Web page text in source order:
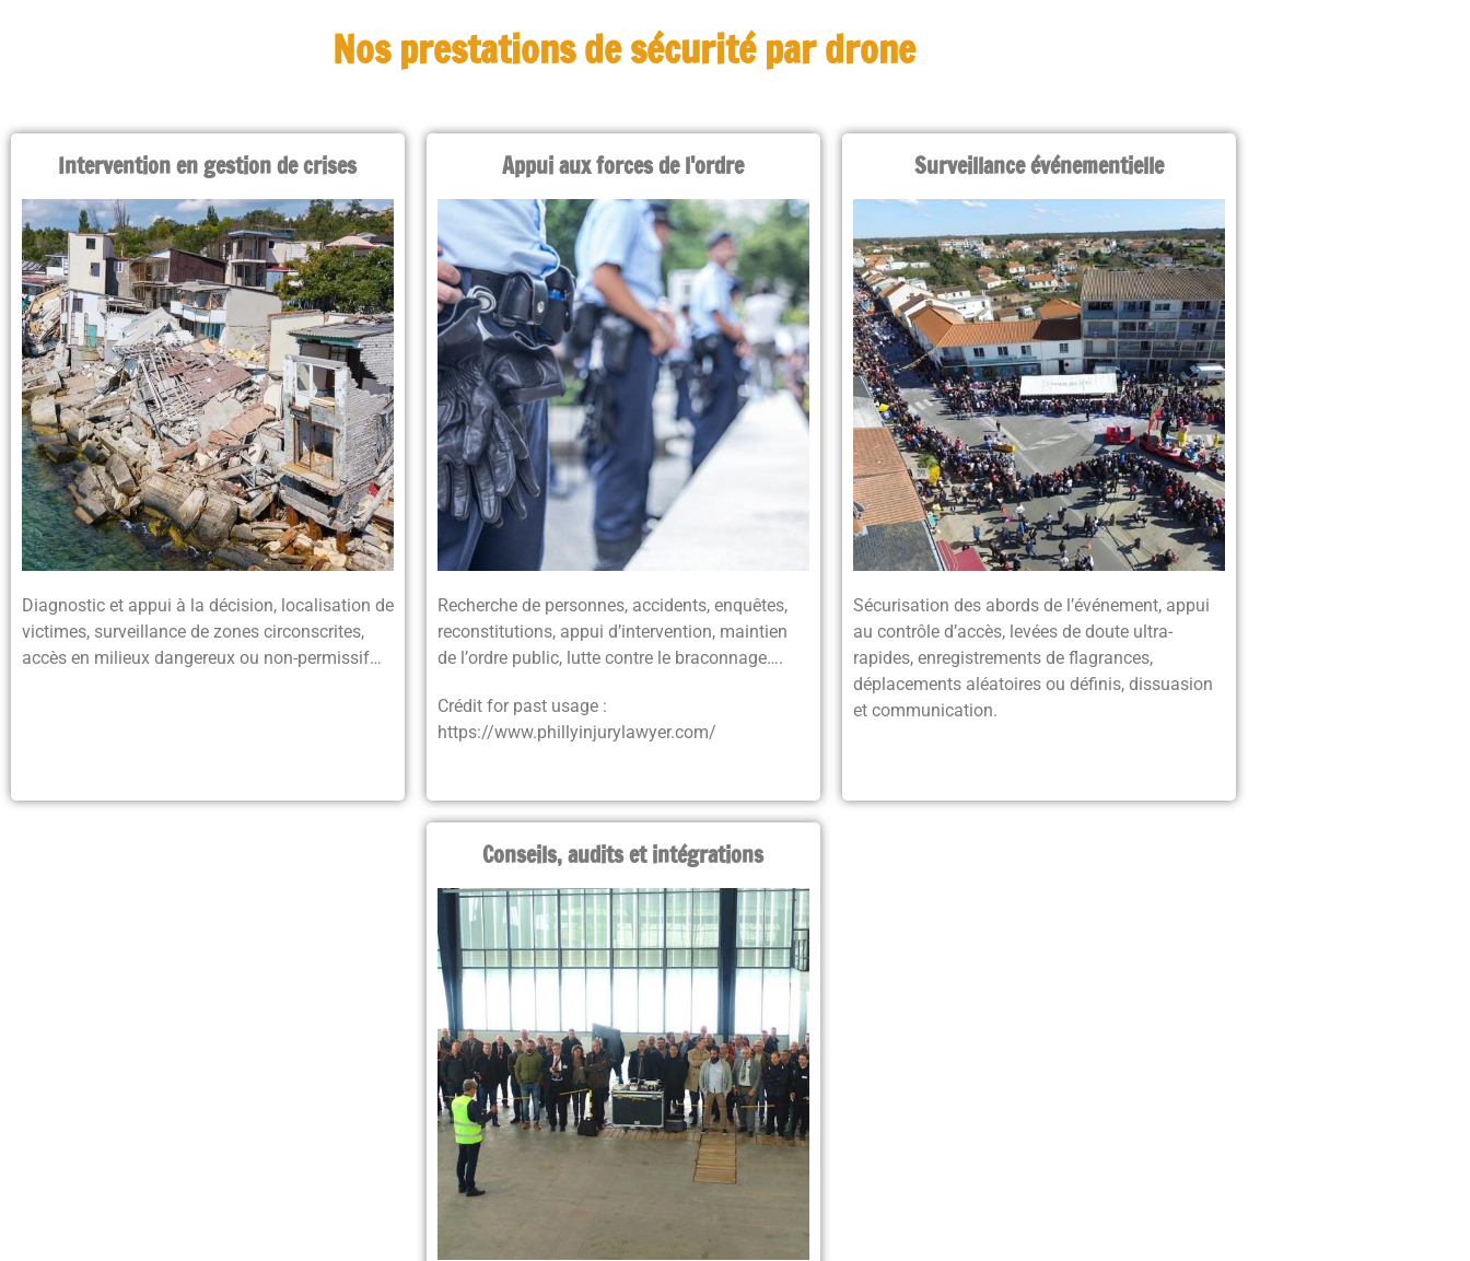
Nos prestations de sécurité par drone
Intervention en gestion de crises
Diagnostic et appui à la décision, localisation de
victimes, surveillance de zones circonscrites,
accès en milieux dangereux ou non-permissif…
Appui aux forces de l'ordre
Recherche de personnes, accidents, enquêtes,
reconstitutions, appui dʼintervention, maintien
de lʼordre public, lutte contre le braconnage….
Crédit for past usage :
https://www.phillyinjurylawyer.com/
Surveillance événementielle
Sécurisation des abords de l’événement, appui
au contrôle d’accès, levées de doute ultra-
rapides, enregistrements de flagrances,
déplacements aléatoires ou définis, dissuasion
et communication.
Conseils, audits et intégrations